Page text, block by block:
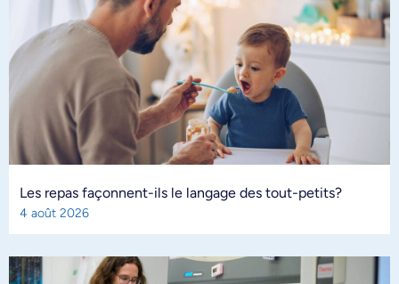
Les repas façonnent-ils le langage des tout-petits?
4 août 2026